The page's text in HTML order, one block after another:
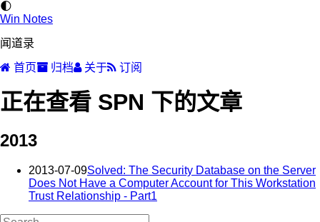
🌓
Win Notes
闻道录
首页 归档 关于 订阅
正在查看 SPN 下的文章
2013
2013-07-09Solved: The Security Database on the Server
Does Not Have a Computer Account for This Workstation
Trust Relationship - Part1